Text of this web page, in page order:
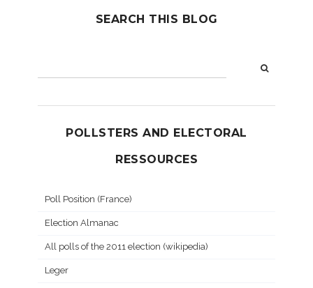
SEARCH THIS BLOG
POLLSTERS AND ELECTORAL
RESSOURCES
Poll Position (France)
Election Almanac
All polls of the 2011 election (wikipedia)
Leger